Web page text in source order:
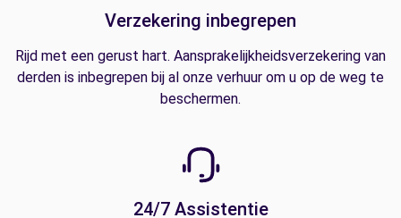
Verzekering inbegrepen
Rijd met een gerust hart. Aansprakelijkheidsverzekering van
derden is inbegrepen bij al onze verhuur om u op de weg te
beschermen.
24/7 Assistentie